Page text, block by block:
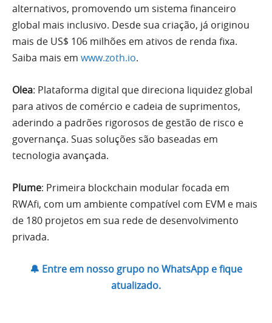
alternativos, promovendo um sistema financeiro
global mais inclusivo. Desde sua criação, já originou
mais de US$ 106 milhões em ativos de renda fixa.
Saiba mais em www.zoth.io.
Olea: Plataforma digital que direciona liquidez global
para ativos de comércio e cadeia de suprimentos,
aderindo a padrões rigorosos de gestão de risco e
governança. Suas soluções são baseadas em
tecnologia avançada.
Plume: Primeira blockchain modular focada em
RWAfi, com um ambiente compatível com EVM e mais
de 180 projetos em sua rede de desenvolvimento
privada.
🔔 Entre em nosso grupo no WhatsApp e fique
atualizado.